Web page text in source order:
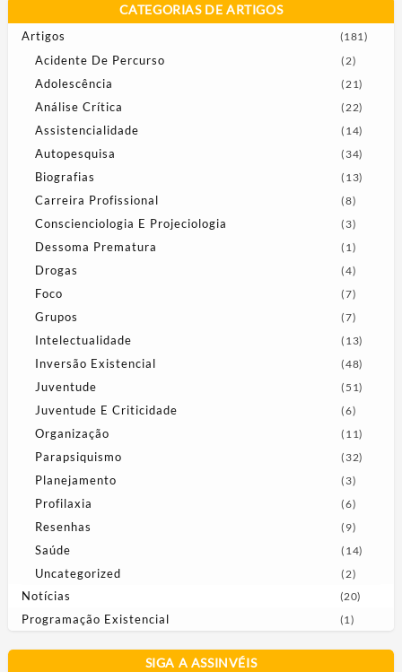
CATEGORIAS DE ARTIGOS
Artigos (181)
Acidente De Percurso (2)
Adolescência (21)
Análise Crítica (22)
Assistencialidade (14)
Autopesquisa (34)
Biografias (13)
Carreira Profissional (8)
Conscienciologia E Projeciologia (3)
Dessoma Prematura (1)
Drogas (4)
Foco (7)
Grupos (7)
Intelectualidade (13)
Inversão Existencial (48)
Juventude (51)
Juventude E Criticidade (6)
Organização (11)
Parapsiquismo (32)
Planejamento (3)
Profilaxia (6)
Resenhas (9)
Saúde (14)
Uncategorized (2)
Notícias (20)
Programação Existencial (1)
SIGA A ASSINVÉIS